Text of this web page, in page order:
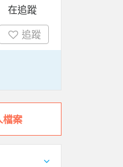
在追蹤
追蹤
檔案